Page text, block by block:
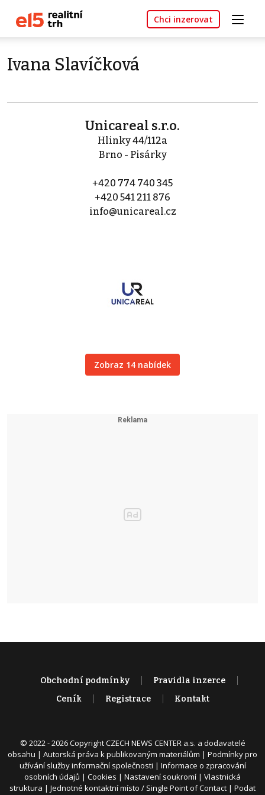
Chci inzerovat
Ivana Slavíčková
Unicareal s.r.o.
Hlinky 44/112a
Brno - Pisárky
+420 774 740 345
+420 541 211 876
info@unicareal.cz
Zobraz 14 nabídek
Obchodní podmínky
Pravidla inzerce
Ceník
Registrace Kontakt
© 2022 - 2026 Copyright CZECH NEWS CENTER a.s. a dodavatelé
obsahu | Autorská práva k publikovaným materiálům | Podmínky pro
užívání služby informační společnosti | Informace o zpracování
osobních údajů | Cookies | Nastavení soukromí | Vlastnická
struktura | Jednotné kontaktní místo / Single Point of Contact | Podat